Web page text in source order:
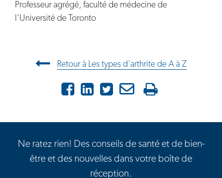
Professeur agrégé, faculté de médecine de
l’Université de Toronto
Navigation entre les articles
Retour à Les types d'arthrite de A à Z
FacebookLinkedIn
X Courriel
Ne ratez rien! Des conseils de santé et de bien-
être et des nouvelles dans votre boîte de
réception.